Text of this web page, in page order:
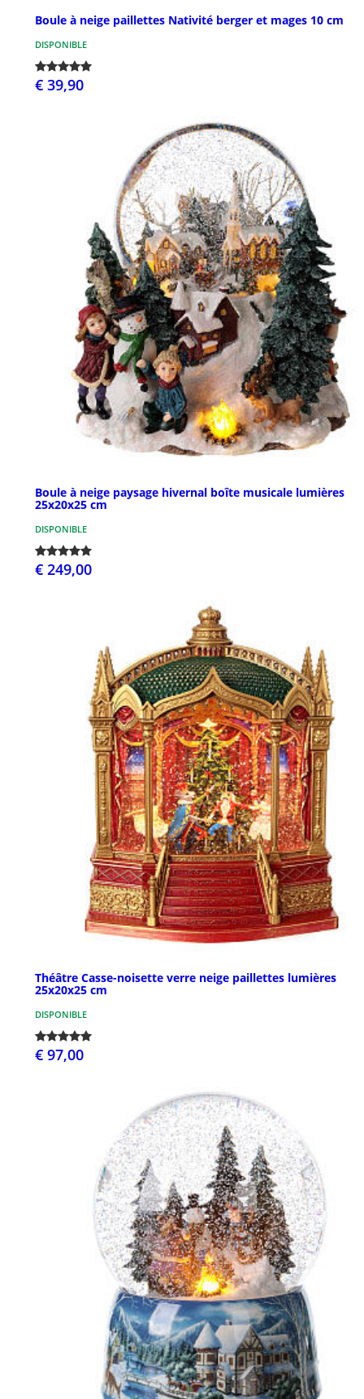
Boule à neige paillettes Nativité berger et mages 10 cm
DISPONIBLE
€ 39,90
Boule à neige paysage hivernal boîte musicale lumières
25x20x25 cm
DISPONIBLE
€ 249,00
Théâtre Casse-noisette verre neige paillettes lumières
25x20x25 cm
DISPONIBLE
€ 97,00